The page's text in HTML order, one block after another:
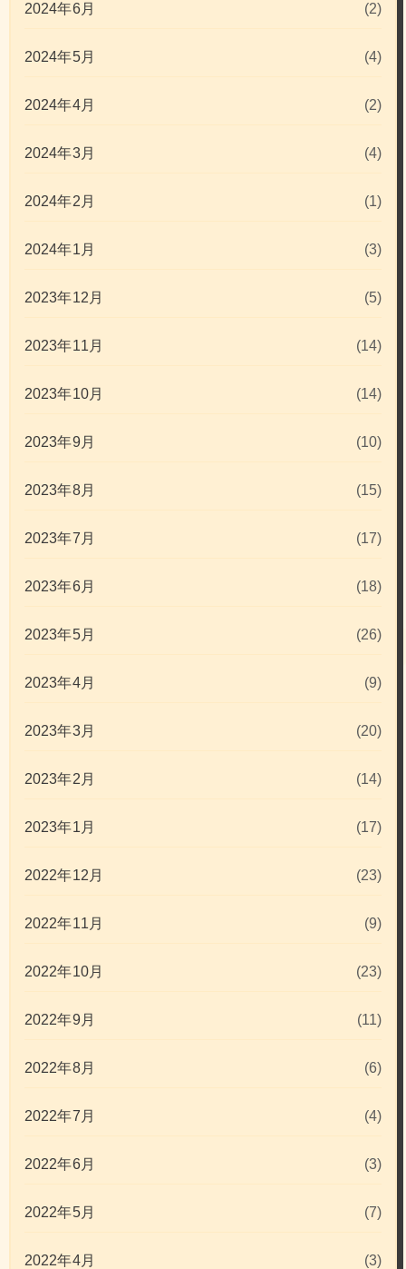
2024年6月 (2)
2024年5月 (4)
2024年4月 (2)
2024年3月 (4)
2024年2月 (1)
2024年1月 (3)
2023年12月 (5)
2023年11月 (14)
2023年10月 (14)
2023年9月 (10)
2023年8月 (15)
2023年7月 (17)
2023年6月 (18)
2023年5月 (26)
2023年4月 (9)
2023年3月 (20)
2023年2月 (14)
2023年1月 (17)
2022年12月 (23)
2022年11月 (9)
2022年10月 (23)
2022年9月 (11)
2022年8月 (6)
2022年7月 (4)
2022年6月 (3)
2022年5月 (7)
2022年4月 (3)